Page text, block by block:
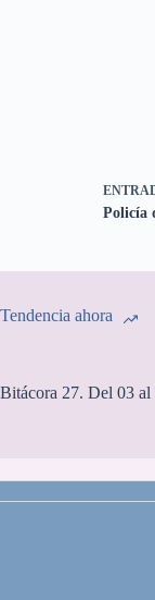
Policía
Tendencia ahora
Bitácora 27. Del 03